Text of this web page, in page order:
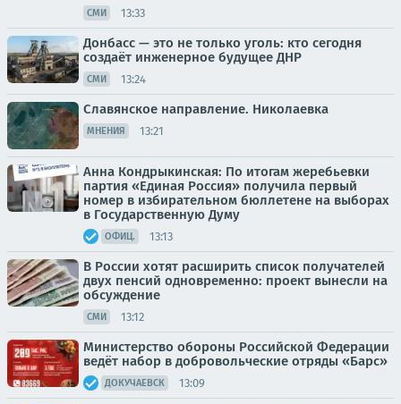
СМИ 13:33
Донбасс — это не только уголь: кто сегодня
создаёт инженерное будущее ДНР
СМИ 13:24
Славянское направление. Николаевка
МНЕНИЯ 13:21
Анна Кондрыкинская: По итогам жеребьевки
партия «Единая Россия» получила первый
номер в избирательном бюллетене на выборах
в Государственную Думу
ОФИЦ. 13:13
В России хотят расширить список получателей
двух пенсий одновременно: проект вынесли на
обсуждение
СМИ 13:12
Министерство обороны Российской Федерации
ведёт набор в добровольческие отряды «Барс»
ДОКУЧАЕВСК 13:09